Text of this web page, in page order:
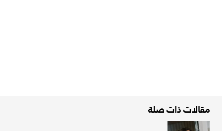
مقالات ذات صلة